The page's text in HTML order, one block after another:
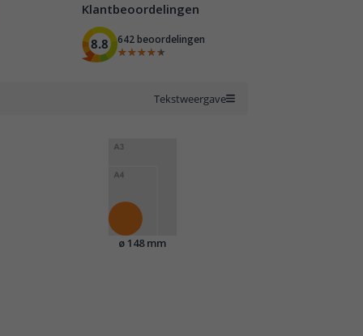
Klantbeoordelingen
8.8 642 beoordelingen
★★★★★
★★★★★
Tekstweergave
ø 148 mm